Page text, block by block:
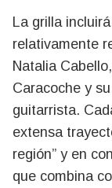
La grilla
relativamente
Natalia
Caracoche y
guitarrista.
extensa
región” y en
que combina